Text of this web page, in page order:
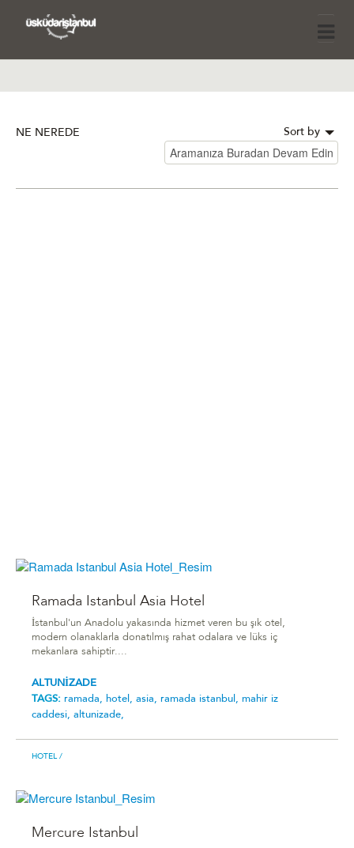
NE NEREDE Sort by
Ramada Istanbul Asia Hotel
İstanbul'un Anadolu yakasında hizmet veren bu şık otel,
modern olanaklarla donatılmış rahat odalara ve lüks iç
mekanlara sahiptir....
ALTUNİZADE
TAGS: ramada, hotel, asia, ramada istanbul, mahir i̇z
caddesi, altunizade,
HOTEL/
Mercure Istanbul